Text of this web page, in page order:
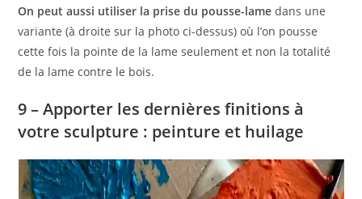
On peut aussi utiliser la prise du pousse-lame dans une
variante (à droite sur la photo ci-dessus) où l’on pousse
cette fois la pointe de la lame seulement et non la totalité
de la lame contre le bois.
9 – Apporter les dernières finitions à
votre sculpture : peinture et huilage